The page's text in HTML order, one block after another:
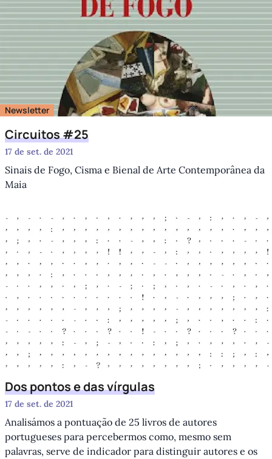
Newsletter
Circuitos #25
17 de set. de 2021
Sinais de Fogo, Cisma e Bienal de Arte Contemporânea da
Maia
Dos pontos e das vírgulas
17 de set. de 2021
Analisámos a pontuação de 25 livros de autores
portugueses para percebermos como, mesmo sem
palavras, serve de indicador para distinguir autores e os